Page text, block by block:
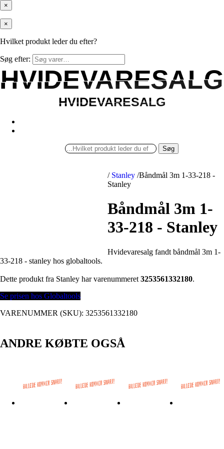
×
×
Hvilket produkt leder du efter?
Søg efter:
HVIDEVARESALG
HVIDEVARESALG
HVIDEVARESALG
HVIDEVARESALG
Søg
/ Stanley /Båndmål 3m 1-33-218 -
Stanley
Båndmål 3m 1-
33-218 - Stanley
Hvidevaresalg fandt båndmål 3m 1-
33-218 - stanley hos globaltools.
Dette produkt fra Stanley har varenummeret 3253561332180.
Se prisen hos Globaltools
VARENUMMER (SKU): 3253561332180
ANDRE KØBTE OGSÅ